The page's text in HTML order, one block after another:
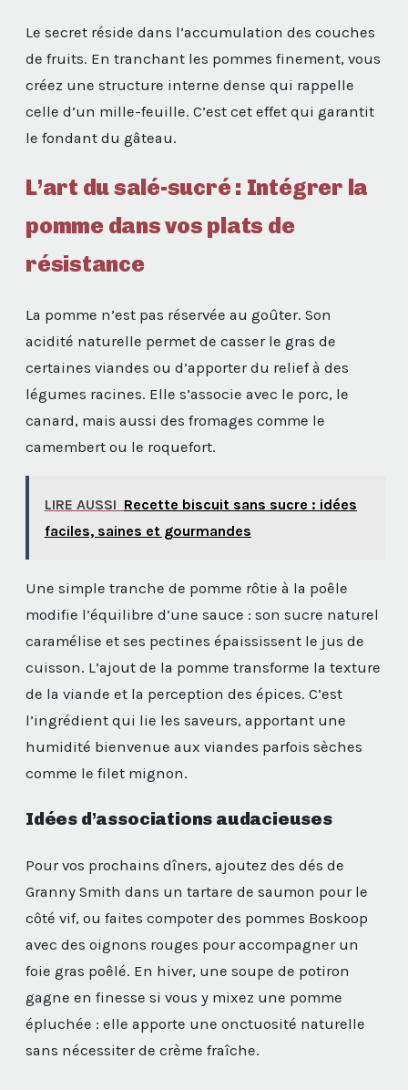
Le secret réside dans l’accumulation des couches
de fruits. En tranchant les pommes finement, vous
créez une structure interne dense qui rappelle
celle d’un mille-feuille. C’est cet effet qui garantit
le fondant du gâteau.
L’art du salé-sucré : Intégrer la
pomme dans vos plats de
résistance
La pomme n’est pas réservée au goûter. Son
acidité naturelle permet de casser le gras de
certaines viandes ou d’apporter du relief à des
légumes racines. Elle s’associe avec le porc, le
canard, mais aussi des fromages comme le
camembert ou le roquefort.
LIRE AUSSI Recette biscuit sans sucre : idées
faciles, saines et gourmandes
Une simple tranche de pomme rôtie à la poêle
modifie l’équilibre d’une sauce : son sucre naturel
caramélise et ses pectines épaississent le jus de
cuisson. L’ajout de la pomme transforme la texture
de la viande et la perception des épices. C’est
l’ingrédient qui lie les saveurs, apportant une
humidité bienvenue aux viandes parfois sèches
comme le filet mignon.
Idées d’associations audacieuses
Pour vos prochains dîners, ajoutez des dés de
Granny Smith dans un tartare de saumon pour le
côté vif, ou faites compoter des pommes Boskoop
avec des oignons rouges pour accompagner un
foie gras poêlé. En hiver, une soupe de potiron
gagne en finesse si vous y mixez une pomme
épluchée : elle apporte une onctuosité naturelle
sans nécessiter de crème fraîche.